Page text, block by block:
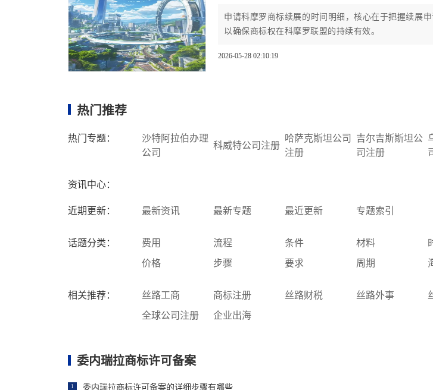
申请科摩罗商标续展的时间明细，核心在于把握续展
以确保商标权在科摩罗联盟的持续有效。
2026-05-28 02:10:19
热门推荐
热门专题：
沙特阿拉伯办理
公司
科威特公司注册
哈萨克斯坦公司
注册
吉尔吉斯斯坦公
司注册
资讯中心：
近期更新： 最新资讯 最新专题 最近更新 专题索引
话题分类： 费用 流程 条件 材料
价格
步骤 要求 周期
相关推荐： 丝路工商 商标注册 丝路财税 丝路外事
全球公司注册
企业出海
委内瑞拉商标许可备案
1 委内瑞拉商标许可备案的详细步骤有哪些